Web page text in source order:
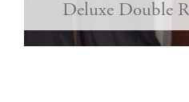
Deluxe Double